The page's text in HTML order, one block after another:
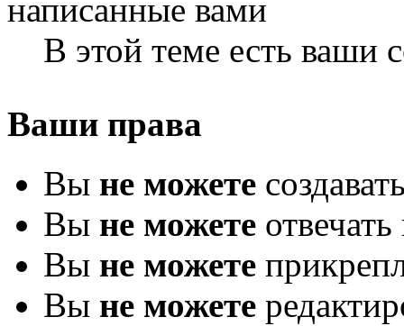
В этой теме есть ваши
Ваши права
Вы не можете
Вы не можете
Вы не можете
Вы не можете